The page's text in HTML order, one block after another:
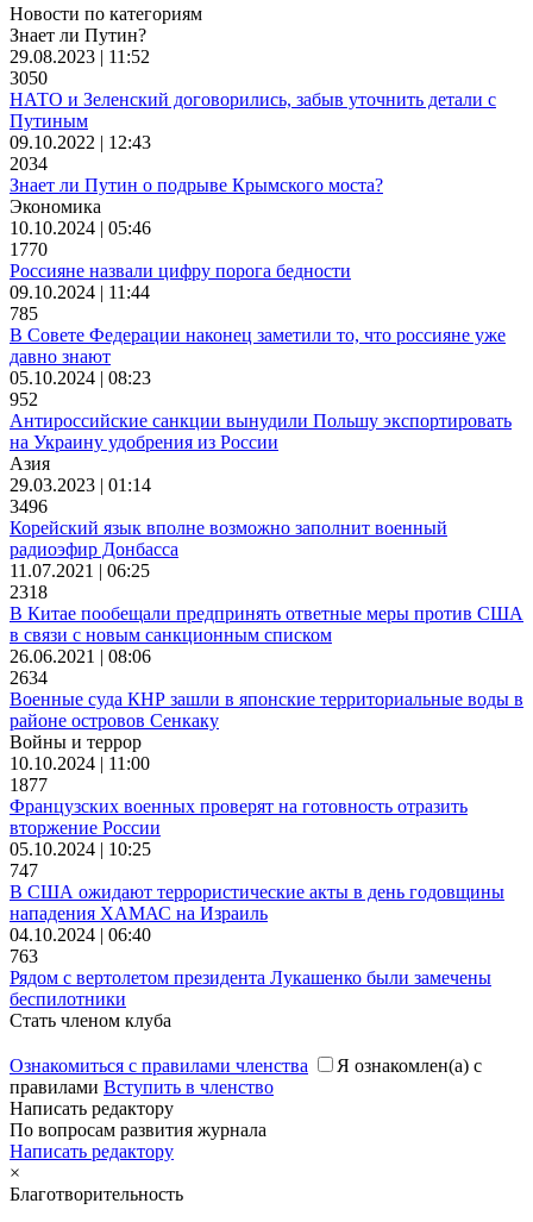
Новости по категориям
Знает ли Путин?
29.08.2023 | 11:52
3050
НАТО и Зеленский договорились, забыв уточнить детали с
Путиным
09.10.2022 | 12:43
2034
Знает ли Путин о подрыве Крымского моста?
Экономика
10.10.2024 | 05:46
1770
Россияне назвали цифру порога бедности
09.10.2024 | 11:44
785
В Совете Федерации наконец заметили то, что россияне уже
давно знают
05.10.2024 | 08:23
952
Антироссийские санкции вынудили Польшу экспортировать
на Украину удобрения из России
Азия
29.03.2023 | 01:14
3496
Корейский язык вполне возможно заполнит военный
радиоэфир Донбасса
11.07.2021 | 06:25
2318
В Китае пообещали предпринять ответные меры против США
в связи с новым санкционным списком
26.06.2021 | 08:06
2634
Военные суда КНР зашли в японские территориальные воды в
районе островов Сенкаку
Войны и террор
10.10.2024 | 11:00
1877
Французских военных проверят на готовность отразить
вторжение России
05.10.2024 | 10:25
747
В США ожидают террористические акты в день годовщины
нападения ХАМАС на Израиль
04.10.2024 | 06:40
763
Рядом с вертолетом президента Лукашенко были замечены
беспилотники
Стать членом клуба
Ознакомиться с правилами членства
Я ознакомлен(а) с
правилами Вступить в членство
Написать редактору
По вопросам развития журнала
Написать редактору
×
Благотворительность